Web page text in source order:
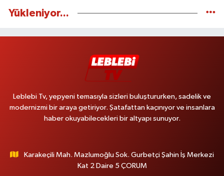
Yükleniyor...
Leblebi Tv, yepyeni temasıyla sizleri buluştururken, sadelik ve
modernizmi bir araya getiriyor. Şatafattan kaçınıyor ve insanlara
haber okuyabilecekleri bir altyapı sunuyor.
Karakeçili Mah. Mazlumoğlu Sok. Gurbetçi Şahin İş Merkezi
Kat 2 Daire 5 ÇORUM